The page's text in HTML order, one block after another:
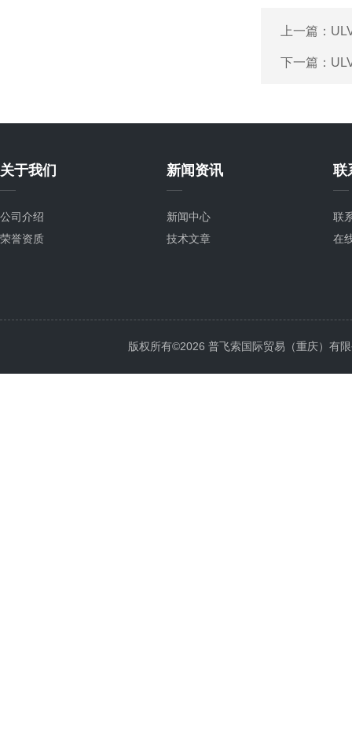
上一篇：
下一篇：
关于我们
公司介绍
荣誉资质
新闻资讯
新闻中心
技术文章
联
联
在
版权所有©2026 普飞索国际贸易（重庆）有